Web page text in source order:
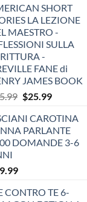
SHORT
LA LEZIONE
MAESTRO -
SULLA
-
FANE di
JAMES BOOK
Original
was:
$35.99.
$25.99Current
is:
$25.99.
CAROTINA
PARLANTE
DOMANDE 3-6
CONTRO TE 6-